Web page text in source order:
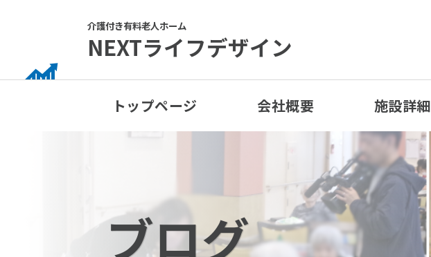
介護付き有料老人ホーム
NEXTライフデザイン
トップページ 会社概要 施設詳細
ブログ